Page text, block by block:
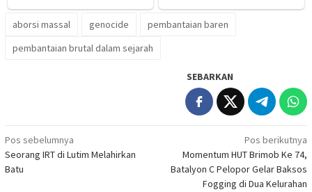
aborsi massal genocide
pembantaian baren
pembantaian brutal dalam sejarah
SEBARKAN
Navigasi
pos
Pos sebelumnya
Seorang IRT di Lutim Melahirkan
Batu
Pos berikutnya
Momentum HUT Brimob Ke 74,
Batalyon C Pelopor Gelar Baksos
Fogging di Dua Kelurahan